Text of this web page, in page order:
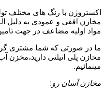
اکستروژن با رنگ های مختلف
مخازن افقی و عمودی به دلیل
مواد اولیه مضاعف در جهت
ما در صورتی که شما مشتری
مخازن پلی اتیلنی دارید،مخزن
مینمائیم.
مخازن آسان رو: